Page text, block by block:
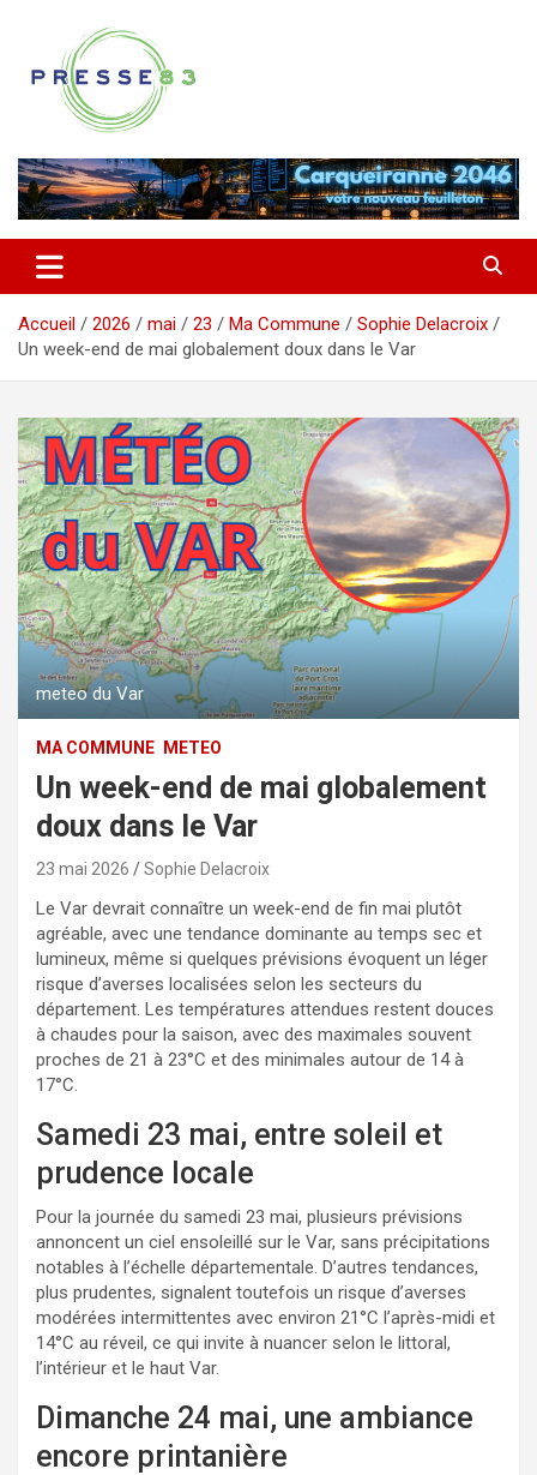
contenu
Presse 83
Accueil 2026 mai 23 Ma Commune
Sophie Delacroix
Un week-end de mai globalement doux dans le Var
meteo du Var
MA COMMUNE METEO
Un week-end de mai globalement
doux dans le Var
23 mai 2026 Sophie Delacroix
Le Var devrait connaître un week-end de fin mai plutôt
agréable, avec une tendance dominante au temps sec et
lumineux, même si quelques prévisions évoquent un léger
risque d’averses localisées selon les secteurs du
département. Les températures attendues restent douces
à chaudes pour la saison, avec des maximales souvent
proches de 21 à 23°C et des minimales autour de 14 à
17°C.
Samedi 23 mai, entre soleil et
prudence locale
Pour la journée du samedi 23 mai, plusieurs prévisions
annoncent un ciel ensoleillé sur le Var, sans précipitations
notables à l’échelle départementale. D’autres tendances,
plus prudentes, signalent toutefois un risque d’averses
modérées intermittentes avec environ 21°C l’après-midi et
14°C au réveil, ce qui invite à nuancer selon le littoral,
l’intérieur et le haut Var.
Dimanche 24 mai, une ambiance
encore printanière